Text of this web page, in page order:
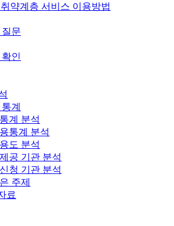
약계층 서비스 이용방법
문
인
계
계 분석
통계 분석
도 분석
공 기관 분석
청 기관 분석
주제
료